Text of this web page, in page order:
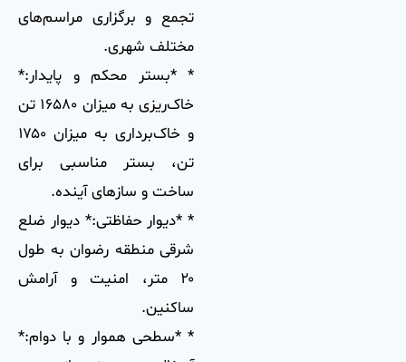
تجمع و برگزاری مراسم‌های
مختلف شهری.
* *بستر محکم و پایدار:*
خاک‌ریزی به میزان ۱۶۵۸۰ تن
و خاک‌برداری به میزان ۱۷۵۰
تن، بستر مناسبی برای
ساخت و سازهای آینده.
* *دیوار حفاظتی:* دیوار ضلع
شرقی منطقه رضوان به طول
۲۰ متر، امنیت و آرامش
ساکنین.
* *سطحی هموار و با دوام:*